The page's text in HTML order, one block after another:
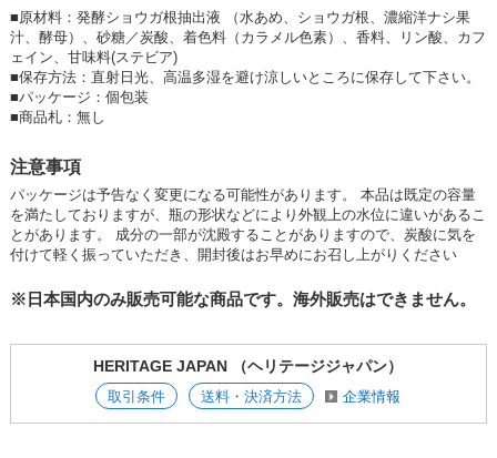
■原材料：発酵ショウガ根抽出液 （水あめ、ショウガ根、濃縮洋ナシ果
汁、酵母）、砂糖／炭酸、着色料（カラメル色素）、香料、リン酸、カフ
ェイン、甘味料(ステビア)
■保存方法：直射日光、高温多湿を避け涼しいところに保存して下さい。
■パッケージ：個包装
■商品札：無し
注意事項
パッケージは予告なく変更になる可能性があります。 本品は既定の容量
を満たしておりますが、瓶の形状などにより外観上の水位に違いがあるこ
とがあります。 成分の一部が沈殿することがありますので、炭酸に気を
付けて軽く振っていただき、開封後はお早めにお召し上がりください
※日本国内のみ販売可能な商品です。海外販売はできません。
HERITAGE JAPAN （ヘリテージジャパン）
取引条件 送料・決済方法 企業情報